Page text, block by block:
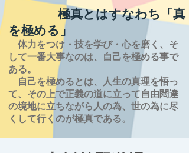
極真とはすなわち「真
を極める」
体力をつけ・技を学び・心を磨く、そ
して一番大事なのは、自己を極める事で
ある。
自己を極めるとは、
人生の真理を悟っ
て、その上で正義の道に立って自由闊達
の境地に立ちながら人の為、世の為に尽
くして行くのが極真である。